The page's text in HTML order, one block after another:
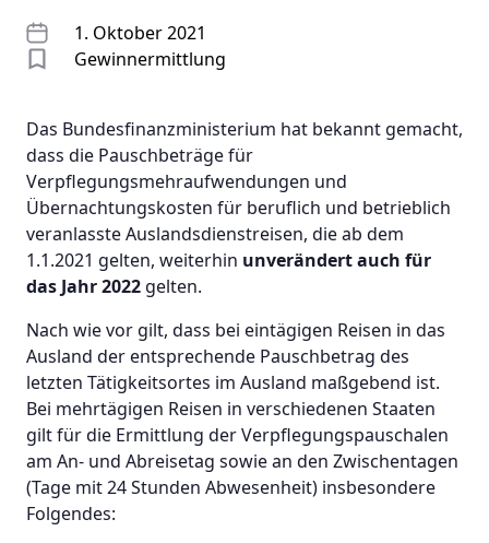
1. Oktober 2021
Gewinnermittlung
Das Bundesfinanzministerium hat bekannt gemacht,
dass die Pauschbeträge für
Verpflegungsmehraufwendungen und
Übernachtungskosten für beruflich und betrieblich
veranlasste Auslandsdienstreisen, die ab dem
1.1.2021 gelten, weiterhin unverändert auch für
das Jahr 2022 gelten.
Nach wie vor gilt, dass bei eintägigen Reisen in das
Ausland der entsprechende Pauschbetrag des
letzten Tätigkeitsortes im Ausland maßgebend ist.
Bei mehrtägigen Reisen in verschiedenen Staaten
gilt für die Ermittlung der Verpflegungspauschalen
am An- und Abreisetag sowie an den Zwischentagen
(Tage mit 24 Stunden Abwesenheit) insbesondere
Folgendes: